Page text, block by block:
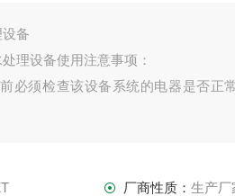
备
理设备使用注意事项：
前必须检查该设备系统的电器是否正
厂商性质： 生产厂